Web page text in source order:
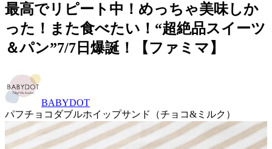
最高でリピート中！めっちゃ美味しか
った！また食べたい！“超絶品スイーツ
＆パン”7/7日爆誕！【ファミマ】
BABYDOT
パフチョコダブルホイップサンド（チョコ&ミルク）